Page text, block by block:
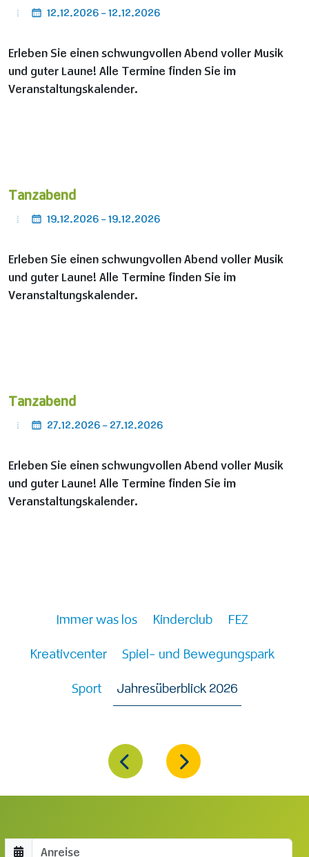
12.12.2026 - 12.12.2026
Erleben Sie einen schwungvollen Abend voller Musik
und guter Laune! Alle Termine finden Sie im
Veranstaltungskalender.
Tanzabend
19.12.2026 - 19.12.2026
Erleben Sie einen schwungvollen Abend voller Musik
und guter Laune! Alle Termine finden Sie im
Veranstaltungskalender.
Tanzabend
27.12.2026 - 27.12.2026
Erleben Sie einen schwungvollen Abend voller Musik
und guter Laune! Alle Termine finden Sie im
Veranstaltungskalender.
Immer was los Kinderclub
FEZ
Kreativcenter
Spiel- und Bewegungspark
Sport
Jahresüberblick 2026
Anreisedatum